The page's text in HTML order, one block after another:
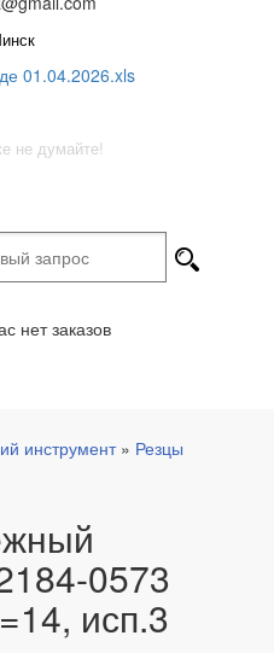
01.04.2026.xls
не думайте!
нет заказов
инструмент » Резцы
0573
исп.3